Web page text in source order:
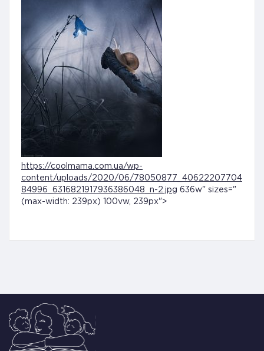
https://coolmama.com.ua/wp-
content/uploads/2020/06/78050877_40622207704
84996_6316821917936386048_n-2.jpg 636w" sizes="
(max-width: 239px) 100vw, 239px">